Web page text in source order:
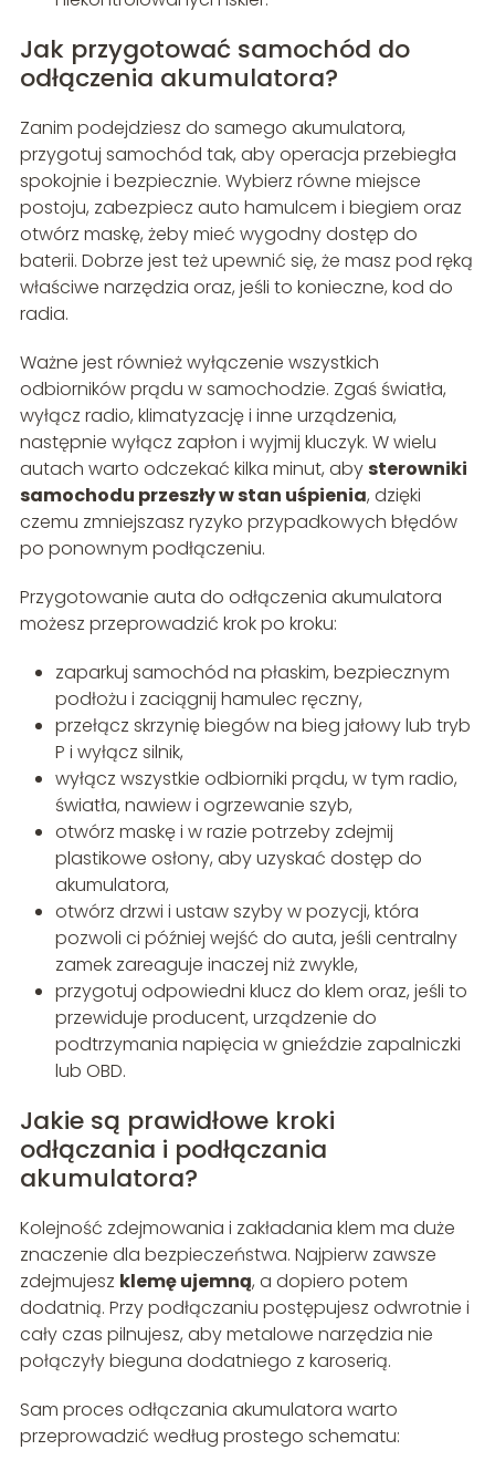
Jak przygotować samochód do
odłączenia akumulatora?
Zanim podejdziesz do samego akumulatora,
przygotuj samochód tak, aby operacja przebiegła
spokojnie i bezpiecznie. Wybierz równe miejsce
postoju, zabezpiecz auto hamulcem i biegiem oraz
otwórz maskę, żeby mieć wygodny dostęp do
baterii. Dobrze jest też upewnić się, że masz pod ręką
właściwe narzędzia oraz, jeśli to konieczne, kod do
radia.
Ważne jest również wyłączenie wszystkich
odbiorników prądu w samochodzie. Zgaś światła,
wyłącz radio, klimatyzację i inne urządzenia,
następnie wyłącz zapłon i wyjmij kluczyk. W wielu
autach warto odczekać kilka minut, abysterowniki
samochodu przeszły w stan uśpienia, dzięki
czemu zmniejszasz ryzyko przypadkowych błędów
po ponownym podłączeniu.
Przygotowanie auta do odłączenia akumulatora
możesz przeprowadzić krok po kroku:
zaparkuj samochód na płaskim, bezpiecznym
podłożu i zaciągnij hamulec ręczny,
przełącz skrzynię biegów na bieg jałowy lub tryb
P i wyłącz silnik,
wyłącz wszystkie odbiorniki prądu, w tym radio,
światła, nawiew i ogrzewanie szyb,
otwórz maskę i w razie potrzeby zdejmij
plastikowe osłony, aby uzyskać dostęp do
akumulatora,
otwórz drzwi i ustaw szyby w pozycji, która
pozwoli ci później wejść do auta, jeśli centralny
zamek zareaguje inaczej niż zwykle,
przygotuj odpowiedni klucz do klem oraz, jeśli to
przewiduje producent, urządzenie do
podtrzymania napięcia w gnieździe zapalniczki
lub OBD.
Jakie są prawidłowe kroki
odłączania i podłączania
akumulatora?
Kolejność zdejmowania i zakładania klem ma duże
znaczenie dla bezpieczeństwa. Najpierw zawsze
zdejmujesz klemę ujemną, a dopiero potem
dodatnią. Przy podłączaniu postępujesz odwrotnie i
cały czas pilnujesz, aby metalowe narzędzia nie
połączyły bieguna dodatniego z karoserią.
Sam proces odłączania akumulatora warto
przeprowadzić według prostego schematu: